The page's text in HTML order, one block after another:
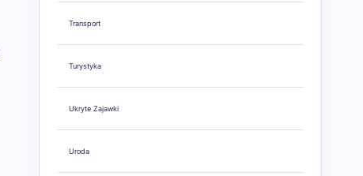
Transport
Turystyka
Ukryte Zajawki
Uroda